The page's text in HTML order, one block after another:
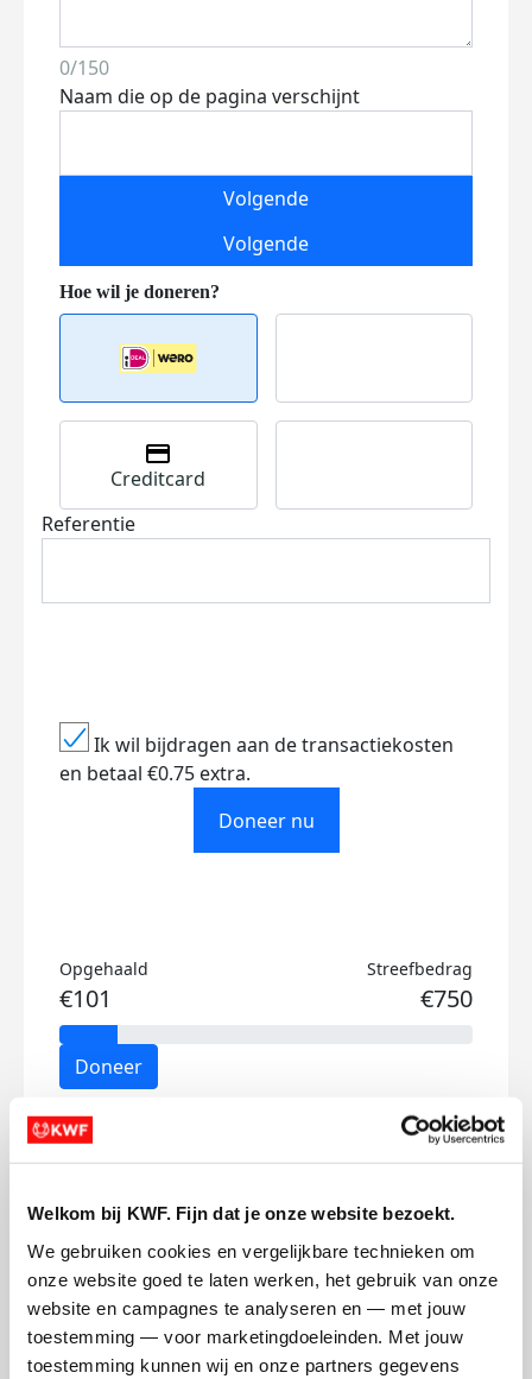
Welkom bij KWF. Fijn dat je onze website bezoekt.
We gebruiken cookies en vergelijkbare technieken om
onze website goed te laten werken, het gebruik van onze
website en campagnes te analyseren en — met jouw
toestemming — voor marketingdoeleinden. Met jouw
toestemming kunnen wij en onze partners gegevens
0/150
Naam die op de pagina verschijnt
Volgende
Volgende
Creditcard
Referentie
Ik wil bijdragen aan de transactiekosten
en betaal €0.75 extra.
Doneer nu
Opgehaald
€101
Streefbedrag
€750
Doneer